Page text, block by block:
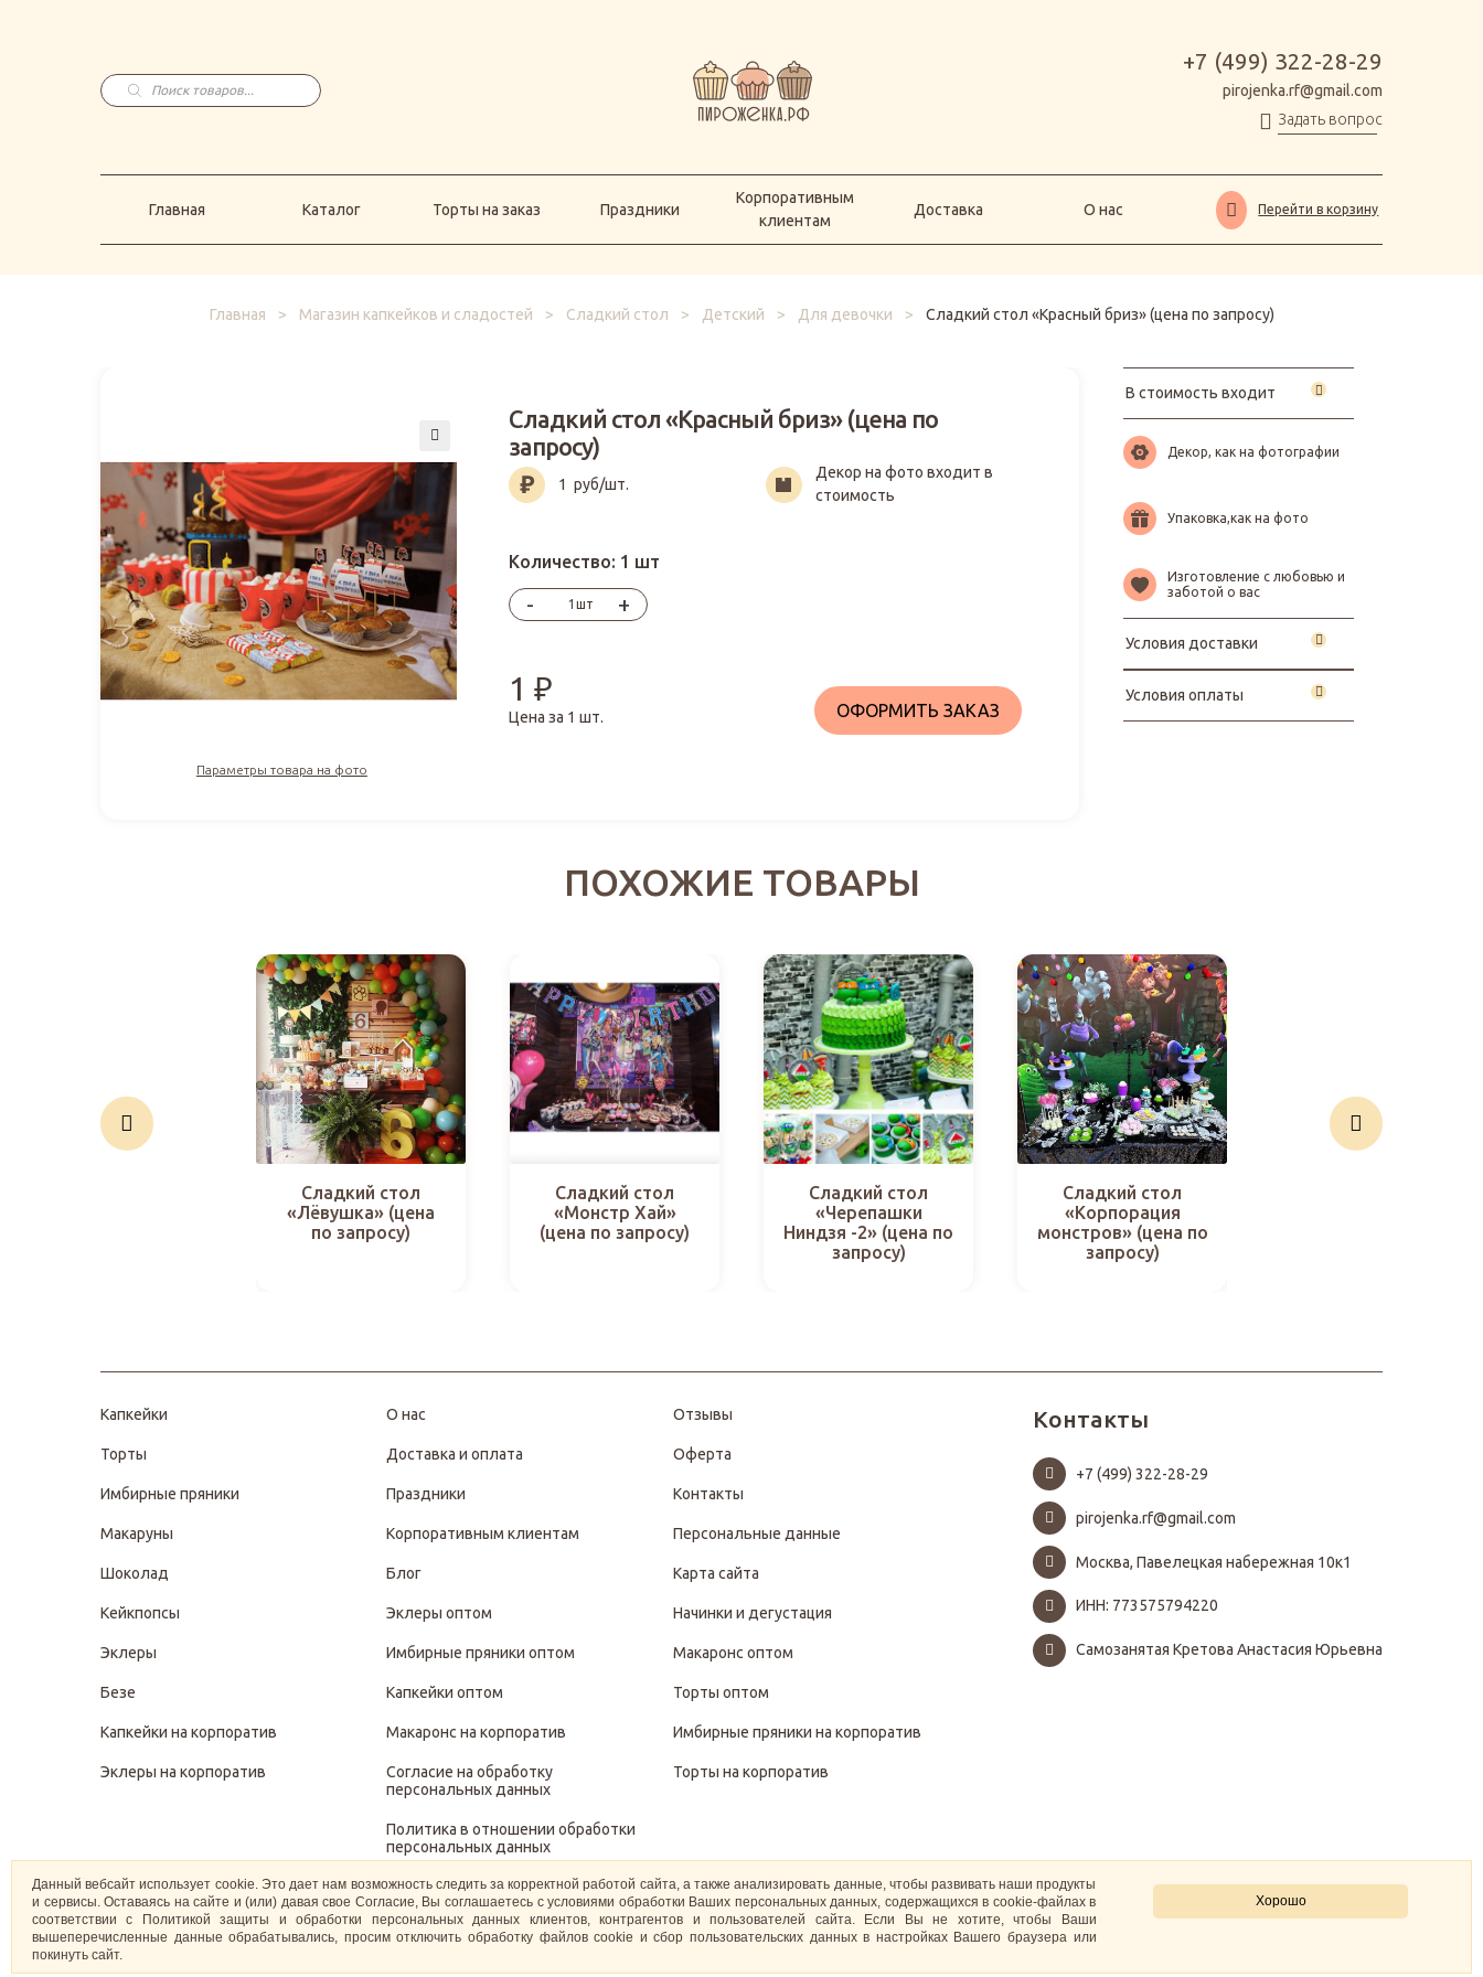
Поиск
товаров
+7 (499) 322-28-29
pirojenka.rf@gmail.com
Задать вопрос
Главная Каталог Торты на заказ Праздники
Корпоративным
клиентам
Доставка О нас Перейти в корзину
Главная > Магазин капкейков и сладостей > Сладкий стол > Детский > Для девочки > Сладкий стол «Красный бриз» (цена по запросу)
Параметры товара на фото
Сладкий стол «Красный бриз» (цена по
запросу)
1 руб/шт.
Декор на фото входит в
стоимость
Количество: 1 шт
- шт +
1₽
Цена за 1 шт. ОФОРМИТЬ ЗАКАЗ
В стоимость входит
Декор, как на фотографии
Упаковка,как на фото
Изготовление с любовью и
заботой о вас
Условия доставки
Условия оплаты
ПОХОЖИЕ ТОВАРЫ
Сладкий стол
«Лёвушка» (цена
по запросу)
Сладкий стол
«Монстр Хай»
(цена по запросу)
Сладкий стол
«Черепашки
Ниндзя -2» (цена по
запросу)
Сладкий стол
«Корпорация
монстров» (цена по
запросу)
Капкейки
Торты
Имбирные пряники
Макаруны
Шоколад
Кейкпопсы
Эклеры
Безе
Капкейки на корпоратив
Эклеры на корпоратив
О нас
Доставка и оплата
Праздники
Корпоративным клиентам
Блог
Эклеры оптом
Имбирные пряники оптом
Капкейки оптом
Макаронс на корпоратив
Согласие на обработку
персональных данных
Политика в отношении обработки
персональных данных
Политика защиты и обработки
персональных данных
Отзывы
Оферта
Контакты
Персональные данные
Карта сайта
Начинки и дегустация
Макаронс оптом
Торты оптом
Имбирные пряники на корпоратив
Торты на корпоратив
Контакты
+7 (499) 322-28-29
pirojenka.rf@gmail.com
Москва, Павелецкая набережная 10к1
ИНН: 773575794220
Самозанятая Кретова Анастасия Юрьевна
Хорошо
Данный вебсайт использует cookie. Это дает нам возможность следить за корректной работой сайта, а также анализировать данные, чтобы развивать наши продукты
и сервисы. Оставаясь на сайте и (или) давая свое Согласие, Вы соглашаетесь с условиями обработки Ваших персональных данных, содержащихся в cookie-файлах в
соответствии с Политикой защиты и обработки персональных данных клиентов, контрагентов и пользователей сайта. Если Вы не хотите, чтобы Ваши
вышеперечисленные данные обрабатывались, просим отключить обработку файлов cookie и сбор пользовательских данных в настройках Вашего браузера или
покинуть сайт.